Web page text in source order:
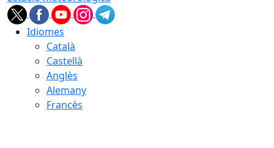
Idiomes
Català
Castellà
Anglès
Alemany
Francès